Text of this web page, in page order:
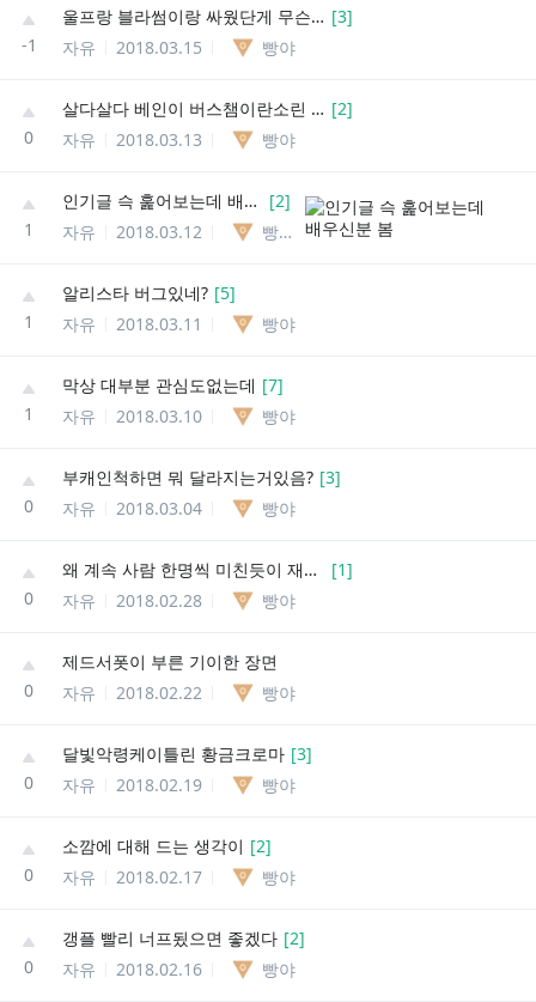
-1
울프랑 블라썸이랑 싸웠단게 무슨소리임? [3]
자유
2018.03.15 빵야
0
살다살다 베인이 버스챔이란소린 첨듣네 [2]
자유
2018.03.13 빵야
1
인기글 슥 훑어보는데 배우신분 봄 [2]
자유
2018.03.12 빵야
1
알리스타 버그있네? [5]
자유
2018.03.11 빵야
1
막상 대부분 관심도없는데 [7]
자유
2018.03.10 빵야
0
부캐인척하면 뭐 달라지는거있음? [3]
자유
2018.03.04 빵야
0
왜 계속 사람 한명씩 미친듯이 재접속함? [1]
자유
2018.02.28 빵야
0
제드서폿이 부른 기이한 장면
자유
2018.02.22 빵야
0
달빛악령케이틀린 황금크로마 [3]
자유
2018.02.19 빵야
0
소깜에 대해 드는 생각이 [2]
자유
2018.02.17 빵야
0
갱플 빨리 너프됬으면 좋겠다 [2]
자유
2018.02.16 빵야